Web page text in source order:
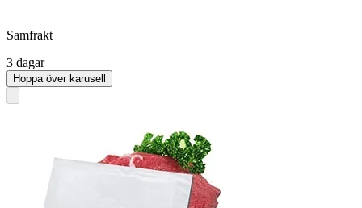
Samfrakt
3 dagar
Hoppa över karusell